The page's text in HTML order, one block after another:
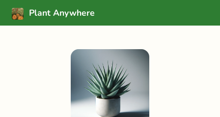
Plant Anywhere